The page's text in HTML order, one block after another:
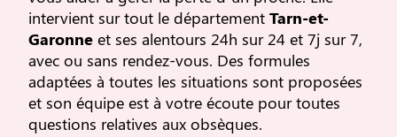
intervient sur tout le département Tarn-et-
Garonne et ses alentours 24h sur 24 et 7j sur 7,
avec ou sans rendez-vous. Des formules
adaptées à toutes les situations sont proposées
et son équipe est à votre écoute pour toutes
questions relatives aux obsèques.